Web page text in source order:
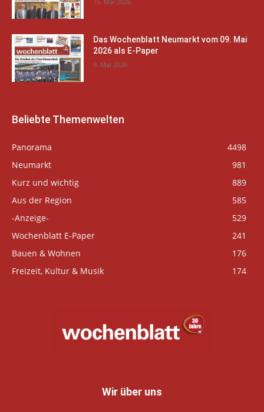
Das Wochenblatt Neumarkt vom 09. Mai
2026 als E-Paper
9. Mai 2026
Beliebte Themenwelten
Panorama
4498
Neumarkt
981
Kurz und wichtig
889
Aus der Region
585
-Anzeige-
529
Wochenblatt E-Paper
241
Bauen & Wohnen
176
Freizeit, Kultur & Musik
174
Wir über uns